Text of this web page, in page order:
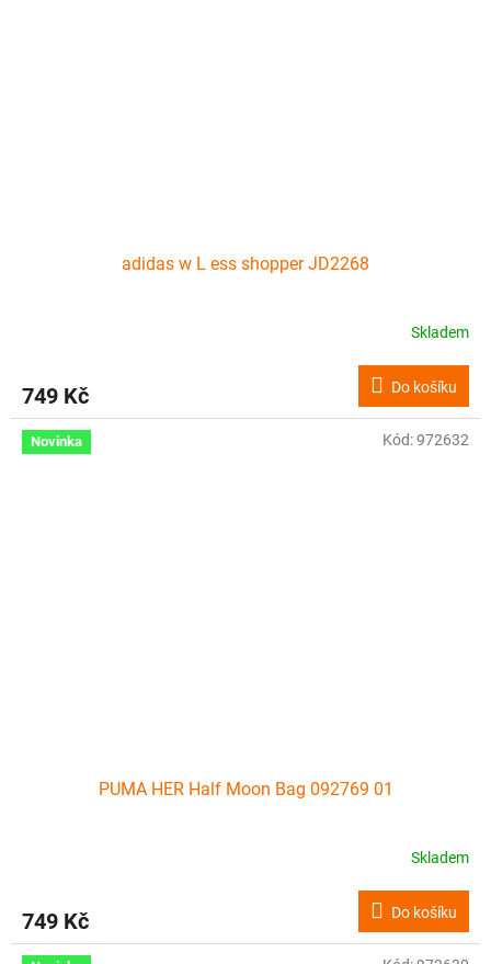
adidas w L ess shopper JD2268
Skladem
749 Kč Do košíku
Novinka
PUMA HER Half Moon Bag 092769 01
Skladem
749 Kč Do košíku
Kód:972632